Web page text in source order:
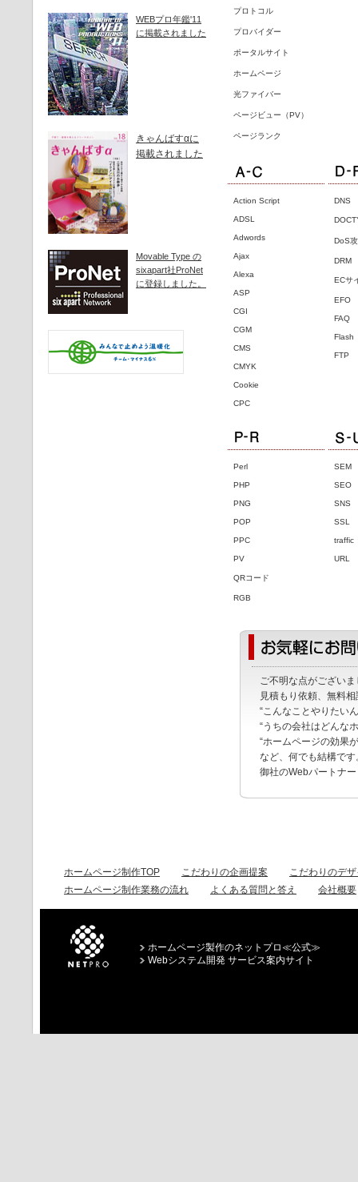
WEBプロ年鑑'11
に掲載されました
きゃんばすαに
掲載されました
Movable Type の
sixapart社ProNet
に登録しました。
プロトコル
プロバイダー
ポータルサイト
ホームページ
光ファイバー
ページビュー（PV）
ページランク
Action Script
ADSL
Adwords
Ajax
Alexa
ASP
CGI
CGM
CMS
CMYK
Cookie
CPC
DNS
DoS
DRM
ECサ
EFO
FAQ
Flash
FTP
Perl
PHP
PNG
POP
PPC
PV
QRコード
RGB
SEM
SEO
SNS
SSL
traffic
URL
ご不明な点がござい
見積もり依頼、無料
“こんなことやりたい
“うちの会社はどんな
“ホームページの効果
など、何でも結構です
御社のWebパートナ
ホームページ制作TOP こだわりの企画提案
こだわりのデ
ホームページ制作業務の流れ
よくある質問と答え 会社概要
ホームページ製作のネットプロ≪公式≫
Webシステム開発 サービス案内サイト